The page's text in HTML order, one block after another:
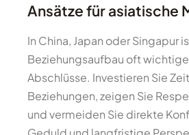
Ansätze für asiatische
In China, Japan oder Singapur
Beziehungsaufbau oft
Abschlüsse. Investieren Sie
Beziehungen, zeigen Sie
und vermeiden Sie direkte